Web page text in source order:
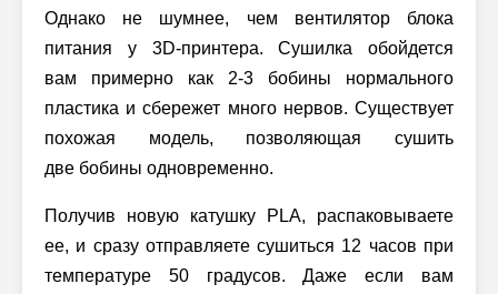
Однако не шумнее, чем вентилятор блока
питания у 3D-принтера. Сушилка обойдется
вам примерно как 2-3 бобины нормального
пластика и сбережет много нервов. Существует
похожая модель, позволяющая сушить
две бобины одновременно.
Получив новую катушку PLA, распаковываете
ее, и сразу отправляете сушиться 12 часов при
температуре 50 градусов. Даже если вам